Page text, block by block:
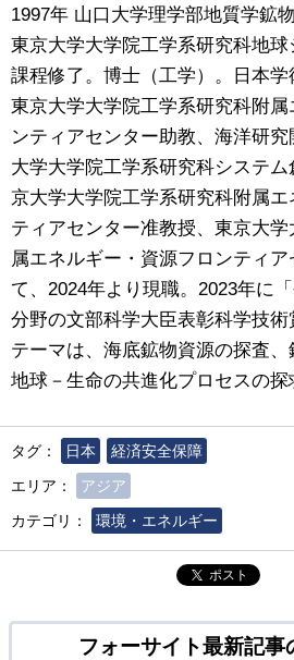
1997年 山口大学理学部地質学鉱
東京大学大学院工学系研究科地
課程修了。博士（工学）。日本学
東京大学大学院工学系研究科附
ンティアセンター助教、海洋研
大学大学院工学系研究科システ
京大学大学院工学系研究科附属
ティアセンター准教授、東京大
属エネルギー・資源フロンティ
て、2024年より現職。2023年に
分野の文部科学大臣表彰科学技
テーマは、海底鉱物資源の探査、
地球－生命の共進化プロセスの探
タグ： 日本
経済安全保障
エリア：
アジア
カテゴリ：
環境・エネルギー
ポスト
フォーサイト最新記事